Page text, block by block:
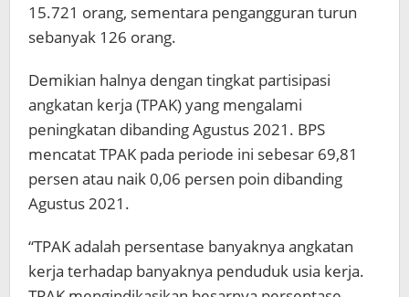
15.721 orang, sementara pengangguran turun
sebanyak 126 orang.
Demikian halnya dengan tingkat partisipasi
angkatan kerja (TPAK) yang mengalami
peningkatan dibanding Agustus 2021. BPS
mencatat TPAK pada periode ini sebesar 69,81
persen atau naik 0,06 persen poin dibanding
Agustus 2021.
“TPAK adalah persentase banyaknya angkatan
kerja terhadap banyaknya penduduk usia kerja.